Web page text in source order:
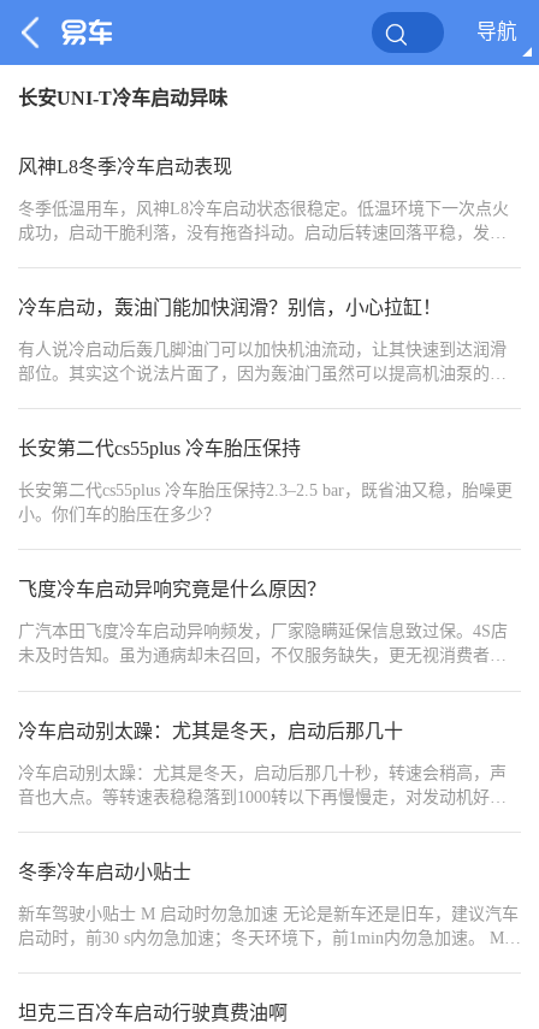
导航
长安UNI-T冷车启动异味
风神L8冬季冷车启动表现
冬季低温用车，风神L8冷车启动状态很稳定。低温环境下一次点火
成功，启动干脆利落，没有拖沓抖动。启动后转速回落平稳，发动
步、早起出车都很靠谱，低温适应性很好。
冷车启动，轰油门能加快润滑？别信，小心拉缸！
有人说冷启动后轰几脚油门可以加快机油流动，让其快速到达润滑
部位。其实这个说法片面了，因为轰油门虽然可以提高机油泵的压
长安第二代cs55plus 冷车胎压保持
长安第二代cs55plus 冷车胎压保持2.3–2.5 bar，既省油又稳，胎噪更
小。你们车的胎压在多少？
飞度冷车启动异响究竟是什么原因？
广汽本田飞度冷车启动异响频发，厂家隐瞒延保信息致过保。4S店
未及时告知。虽为通病却未召回，不仅服务缺失，更无视消费者权
冷车启动别太躁：尤其是冬天，启动后那几十
冷车启动别太躁：尤其是冬天，启动后那几十秒，转速会稍高，声
音也大点。等转速表稳稳落到1000转以下再慢慢走，对发动机好。
冬季冷车启动小贴士
新车驾驶小贴士 M 启动时勿急加速 无论是新车还是旧车，建议汽车
启动时，前30 s内勿急加速；冬天环境下，前1min内勿急加速。 M
慢暖机、平缓起步，严禁急加速。 • 不要维持同样的车速太久，无
坦克三百冷车启动行驶真费油啊